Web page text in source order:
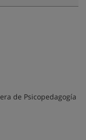
de Psicopedagogía